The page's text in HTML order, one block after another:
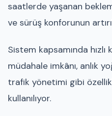
saatlerde yaşanan
ve sürüş konforunun
Sistem kapsamında
müdahale imkânı, anlık
trafik yönetimi gibi
kullanılıyor.